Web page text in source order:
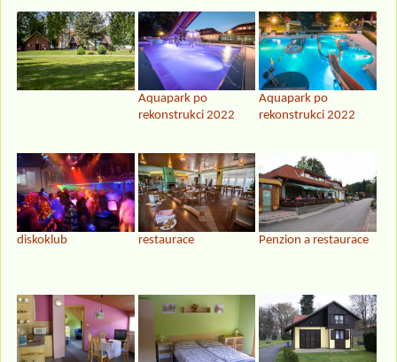
Aquapark po
rekonstrukci 2022
Aquapark po
rekonstrukci 2022
diskoklub restaurace Penzion a restaurace